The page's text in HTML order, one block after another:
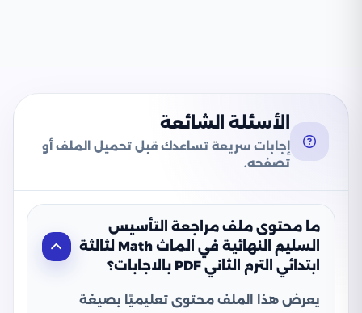
الأسئلة الشائعة
إجابات سريعة تساعدك قبل تحميل الملف أو
تصفحه.
ما محتوى ملف مراجعة التأسيس
السليم النهائية في الماث Math لثالثة
ابتدائي الترم الثاني PDF بالاجابات؟
يعرض هذا الملف محتوى تعليميًا بصيغة